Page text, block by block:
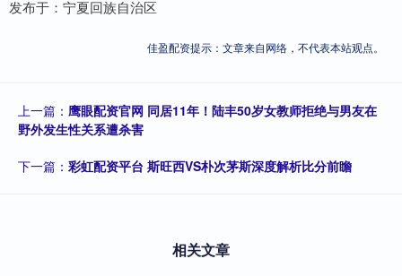
发布于：宁夏回族自治区
佳盈配资提示：文章来自网络，不代表本站观点。
上一篇： 鹰眼配资官网 同居11年！陆丰50岁女教师拒绝与男友在
野外发生性关系遭杀害
下一篇： 彩虹配资平台 斯旺西VS朴次茅斯深度解析比分前瞻
相关文章